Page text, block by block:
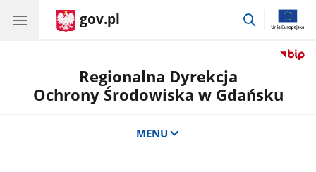
gov.pl
przejdź
Regionalna Dyrekcja
Ochrony Środowiska w Gdańsku
MENU